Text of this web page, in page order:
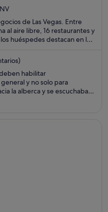
de Las Vegas. Entre
al aire libre, 16 restaurantes y
huéspedes destacan en los
populares que se
Vegas y Casino Excalibur.
habilitar
y no solo para
la alberca y se escuchaba
en el piso 17. No me gustó